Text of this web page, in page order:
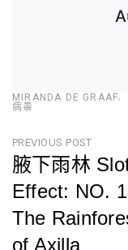
MIRANDA DE GRAAF
病毒
文
章
導
覽
PREVIOUS POST
腋下雨林
Effect: NO.
The
of Axilla